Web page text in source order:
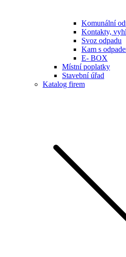
Komunální
Kontakty,
Svoz odpadu
Kam s
E- BOX
Místní poplatky
Stavební úřad
Katalog firem